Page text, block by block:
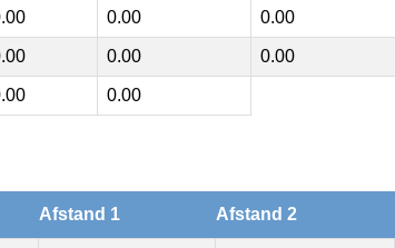
0.00 0.00
0.00 0.00
0.00
Afstand 1 Afstand 2